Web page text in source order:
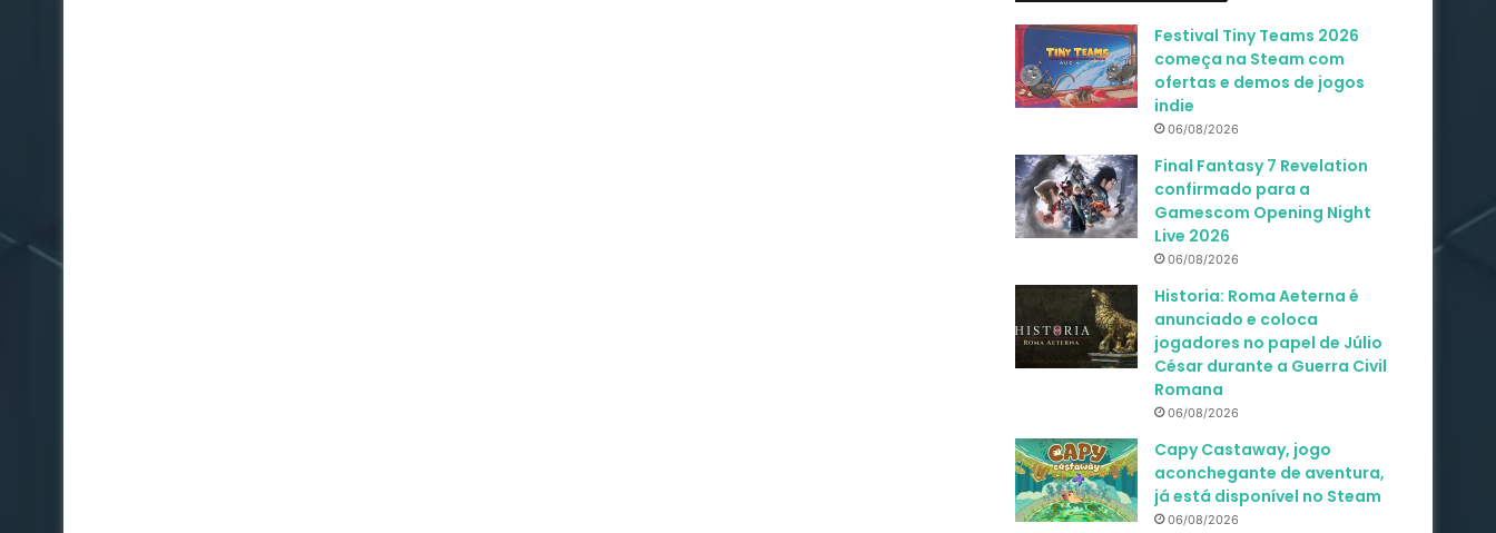
Festival Tiny Teams 2026
começa na Steam com
ofertas e demos de jogos
indie
06/08/2026
Final Fantasy 7 Revelation
confirmado para a
Gamescom Opening Night
Live 2026
06/08/2026
Historia: Roma Aeterna é
anunciado e coloca
jogadores no papel de Júlio
César durante a Guerra Civil
Romana
06/08/2026
Capy Castaway, jogo
aconchegante de aventura,
já está disponível no Steam
06/08/2026